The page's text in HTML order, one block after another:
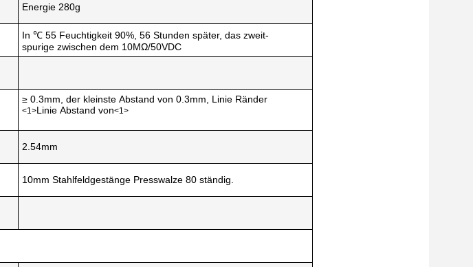
Energie 280g
In ℃ 55 Feuchtigkeit 90%, 56 Stunden später, das zweit-
spurige zwischen dem 10MΩ/50VDC
≥ 0.3mm, der kleinste Abstand von 0.3mm, Linie Ränder
<1>Linie Abstand von<1>
2.54mm
10mm Stahlfeldgestänge Presswalze 80 ständig.